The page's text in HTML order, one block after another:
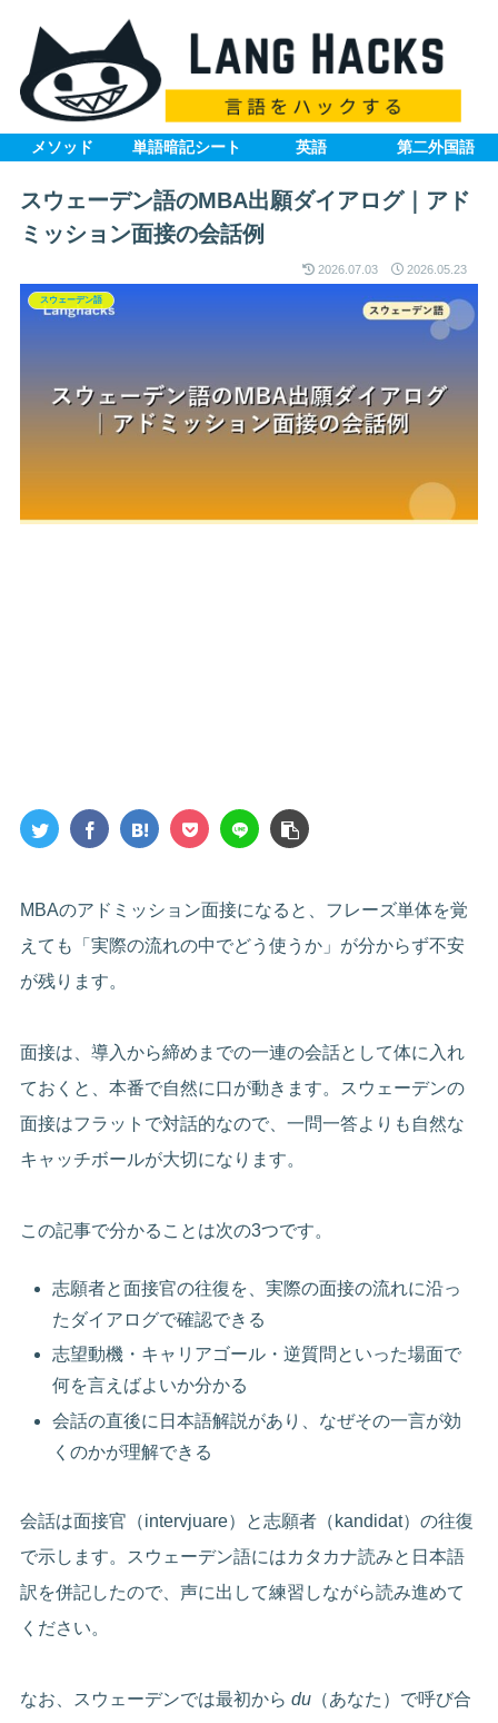
メソッド 単語暗記シート 英語 第二外国語
スウェーデン語のMBA出願ダイアログ｜アド
ミッション面接の会話例
2026.07.03 2026.05.23
スウェーデン語
MBAのアドミッション面接になると、フレーズ単体を覚
えても「実際の流れの中でどう使うか」が分からず不安
が残ります。
面接は、導入から締めまでの一連の会話として体に入れ
ておくと、本番で自然に口が動きます。スウェーデンの
面接はフラットで対話的なので、一問一答よりも自然な
キャッチボールが大切になります。
この記事で分かることは次の3つです。
志願者と面接官の往復を、実際の面接の流れに沿っ
たダイアログで確認できる
志望動機・キャリアゴール・逆質問といった場面で
何を言えばよいか分かる
会話の直後に日本語解説があり、なぜその一言が効
くのかが理解できる
会話は面接官（intervjuare）と志願者（kandidat）の往復
で示します。スウェーデン語にはカタカナ読みと日本語
訳を併記したので、声に出して練習しながら読み進めて
ください。
なお、スウェーデンでは最初からdu （あなた）で呼び合